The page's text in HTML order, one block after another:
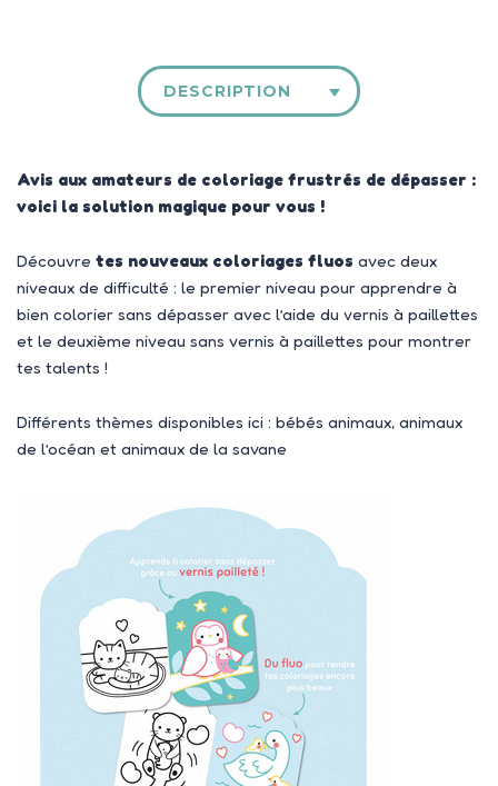
DESCRIPTION
Avis aux amateurs de coloriage frustrés de dépasser :
voici la solution magique pour vous !
Découvre tes nouveaux coloriages fluos avec deux
niveaux de difficulté : le premier niveau pour apprendre à
bien colorier sans dépasser avec l’aide du vernis à paillettes
et le deuxième niveau sans vernis à paillettes pour montrer
tes talents !
Différents thèmes disponibles ici : bébés animaux, animaux
de l’océan et animaux de la savane